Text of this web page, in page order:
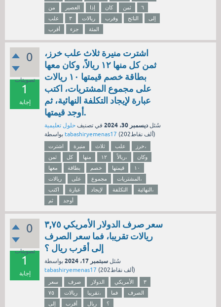
من
العصير إذا كان ثمن
٦
علب
٣ ريالات وقرب الناتج
إلى
أقرب
جزء المئة
0
تصويتات
1
إجابة
اشترت منيرة ثلاث علب خرز،
ثمن كل منها ١٢ ريالاً، وكان معها
بطاقة خصم قيمتها ١٠ ريالات
على مجموع المشتريات، اكتب
عبارة لإيجاد التكلفة النهائية، ثم
أوجد قيمتها.
سُئل ديسمبر 30، 2024 في تصنيف حلول تعليمية
tabashiryemenas17 ( 202ألف نقاط)
اشترت منيرة ثلاث علب
خرز،
ثمن
كل منها ١٢ ريالاً،
وكان
معها
بطاقة خصم قيمتها
١٠
ريالات
على مجموع
المشتريات،
اكتب
عبارة لإيجاد التكلفة
النهائية،
ثم
أوجد
0
تصويتات
1
إجابة
سعر صرف الدولار الأمريكي ٣,٧٥
ريالات تقريبا، فما سعر الصرف
إلى أقرب ريال ؟
سُئل سبتمبر 17، 2024
بواسطة
tabashiryemenas17 ( 202ألف نقاط)
سعر صرف الدولار الأمريكي
٣
٧٥
ريالات تقريبا، فما
الصرف
إلى
أقرب ريال ؟